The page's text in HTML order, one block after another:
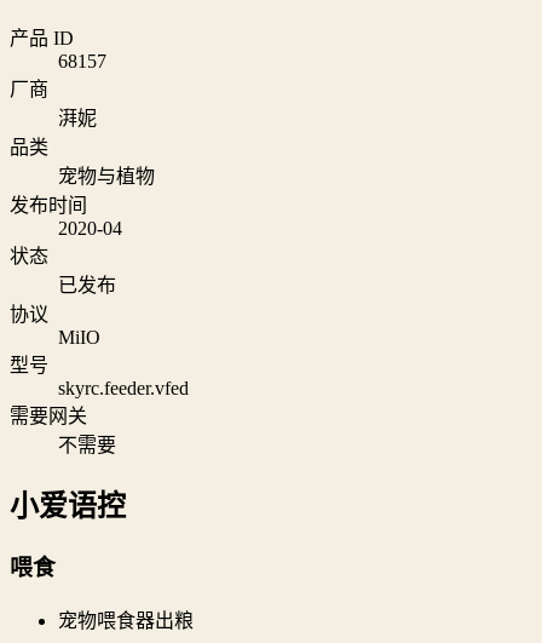
产品 ID
68157
厂商
湃妮
品类
宠物与植物
发布时间
2020-04
状态
已发布
协议
MiIO
型号
skyrc.feeder.vfed
需要网关
不需要
小爱语控
喂食
宠物喂食器出粮